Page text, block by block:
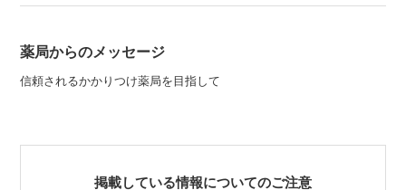
薬局からのメッセージ
信頼されるかかりつけ薬局を目指して
掲載している情報についてのご注意